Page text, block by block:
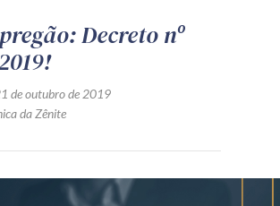
Decreto nº
de outubro de 2019
da Zênite